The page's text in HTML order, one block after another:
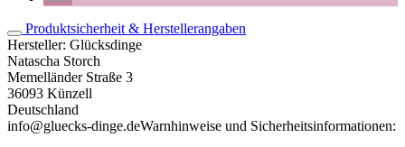
Produktsicherheit & Herstellerangaben
Hersteller: Glücksdinge
Natascha Storch
Memelländer Straße 3
36093 Künzell
Deutschland
info@gluecks-dinge.deWarnhinweise und Sicherheitsinformationen: